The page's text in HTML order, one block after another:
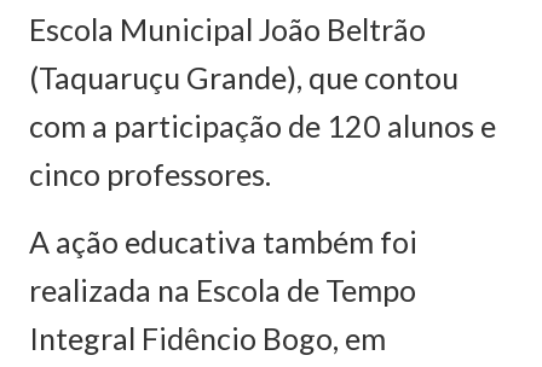
Escola Municipal João Beltrão
(Taquaruçu Grande), que contou
com a participação de 120 alunos e
cinco professores.
A ação educativa também foi
realizada na Escola de Tempo
Integral Fidêncio Bogo, em